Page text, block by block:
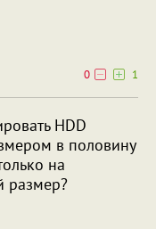
0
1
HDD
в половину
на
размер?